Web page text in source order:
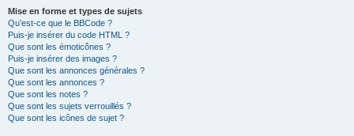
Mise en forme et types de sujets
Qu’est-ce que le BBCode ?
Puis-je insérer du code HTML ?
Que sont les émoticônes ?
Puis-je insérer des images ?
Que sont les annonces générales ?
Que sont les annonces ?
Que sont les notes ?
Que sont les sujets verrouillés ?
Que sont les icônes de sujet ?